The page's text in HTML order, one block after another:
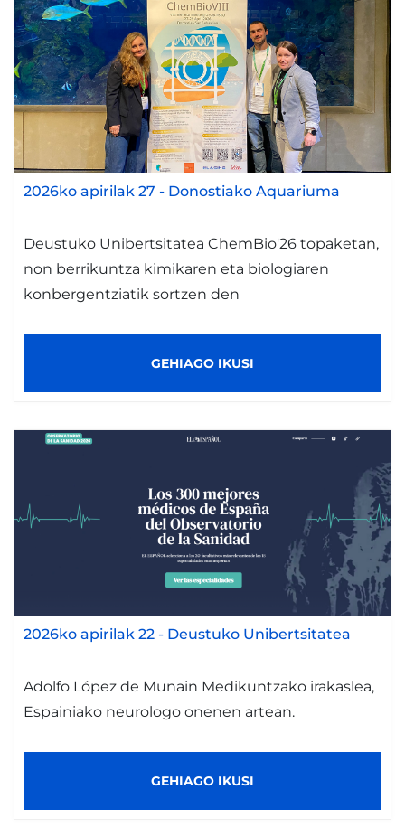
2026ko apirilak 27 - Donostiako Aquariuma
Deustuko Unibertsitatea ChemBio'26 topaketan,
non berrikuntza kimikaren eta biologiaren
konbergentziatik sortzen den
GEHIAGO IKUSI
2026ko apirilak 22 - Deustuko Unibertsitatea
Adolfo López de Munain Medikuntzako irakaslea,
Espainiako neurologo onenen artean.
GEHIAGO IKUSI